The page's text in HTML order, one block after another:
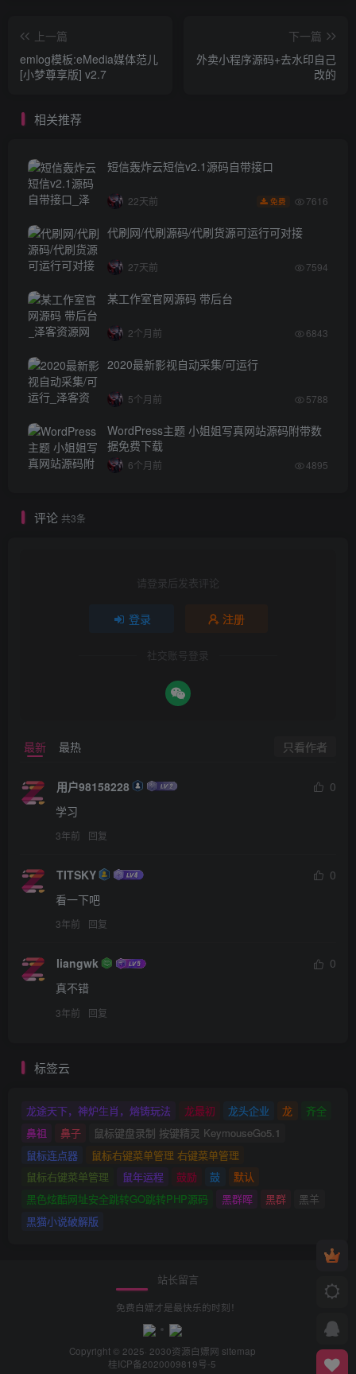
上一篇
emlog模板:eMedia媒体范儿
[小梦尊享版] v2.7
下一篇
外卖小程序源码+去水印自己
改的
相关推荐
短信轰炸云短信v2.1源码自带接口
22天前 免费 7616
代刷网/代刷源码/代刷货源可运行可对接
27天前 7594
某工作室官网源码 带后台
2个月前 6843
2020最新影视自动采集/可运行
5个月前 5788
WordPress主题 小姐姐写真网站源码附带数
据免费下载
6个月前 4895
评论 共3条
请登录后发表评论
登录 注册
社交账号登录
最新 最热 只看作者
用户98158228
0
学习
3年前 回复
TITSKY
0
看一下吧
3年前 回复
liangwk
0
真不错
3年前 回复
标签云
龙途天下，神炉生肖，熔铸玩法 龙最初 龙头企业 龙
齐全
鼻祖
鼻子
鼠标键盘录制 按键精灵 KeymouseGo5.1
鼠标连点器
鼠标右键菜单管理 右键菜单管理
鼠标右键菜单管理
鼠年运程 鼓励 鼓
默认
黑色炫酷网址安全跳转GO跳转PHP源码
黑群晖 黑群
黑羊
黑猫小说破解版
站长留言
免费白嫖才是最快乐的时刻！
Copyright © 2025· 2030资源白嫖网 sitemap
桂ICP备2020009819号-5